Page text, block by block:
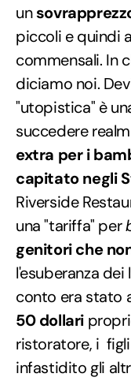
un
piccoli e quindi
commensali. In
diciamo noi.
"utopistica" è
succedere
extra per i
capitato negli
Riverside
una "tariffa" per
genitori che
l'esuberanza
conto era stato
50 dollari
ristoratore, i
infastidito gli